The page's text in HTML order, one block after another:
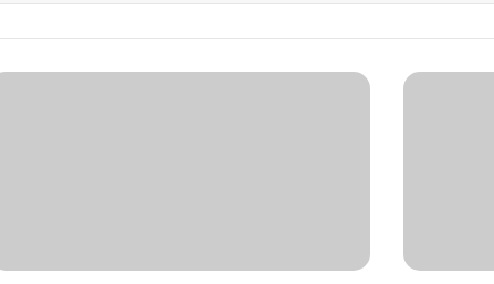
الروبوتات